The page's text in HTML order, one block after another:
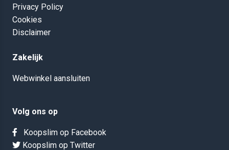
Privacy Policy
Cookies
Disclaimer
Zakelijk
Webwinkel aansluiten
Volg ons op
Koopslim op Facebook
Koopslim op Twitter